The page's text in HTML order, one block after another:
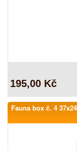
195,00 Kč
Fauna box č. 4